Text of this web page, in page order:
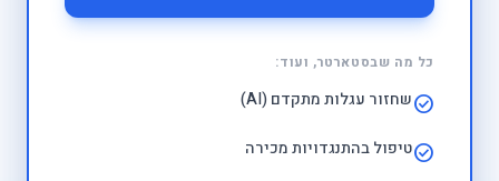
כל מה שבסטארטר, ועוד:
check_circleשחזור עגלות מתקדם (AI)
check_circleטיפול בהתנגדויות מכירה